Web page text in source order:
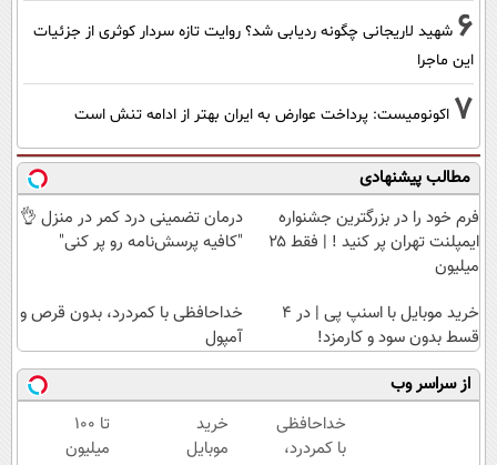
6 شهید لاریجانی چگونه ردیابی شد؟ روایت تازه سردار کوثری از جزئیات
این ماجرا
7 اکونومیست: پرداخت عوارض به ایران بهتر از ادامه تنش است
مطالب پیشنهادی
فرم خود را در بزرگترین جشنواره
ایمپلنت تهران پر کنید ! | فقط ۲۵
میلیون
درمان تضمینی درد کمر در منزل 👌
"کافیه پرسش‌نامه رو پر کنی"
خرید موبایل با اسنپ پی | در ۴
قسط بدون سود و کارمزد!
خداحافظی با کمردرد، بدون قرص و
آمپول
از سراسر وب
خداحافظی
با کمردرد،
خرید
موبایل
تا 100
میلیون